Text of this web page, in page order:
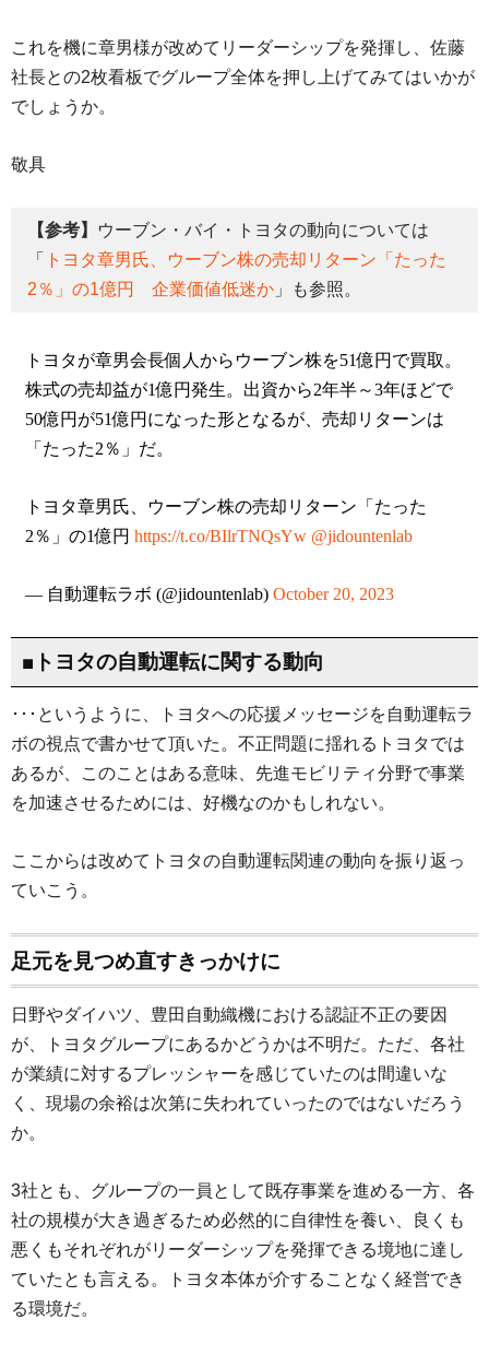
これを機に章男様が改めてリーダーシップを発揮し、佐藤
社長との2枚看板でグループ全体を押し上げてみてはいかが
でしょうか。
敬具
【参考】
ウーブン・バイ・トヨタの動向については
「
トヨタ章男氏、ウーブン株の売却リターン「たった
2％」の1億円 企業価値低迷か 」も参照。
トヨタが章男会長個人からウーブン株を51億円で買取。
株式の売却益が1億円発生。出資から2年半～3年ほどで
50億円が51億円になった形となるが、売却リターンは
「たった2％」だ。
トヨタ章男氏、ウーブン株の売却リターン「たった
2％」の1億円 https://t.co/BIlrTNQsYw @jidountenlab
— 自動運転ラボ (@jidountenlab) October 20, 2023
■トヨタの自動運転に関する動向
･･･というように、トヨタへの応援メッセージを自動運転ラ
ボの視点で書かせて頂いた。不正問題に揺れるトヨタでは
あるが、このことはある意味、先進モビリティ分野で事業
を加速させるためには、好機なのかもしれない。
ここからは改めてトヨタの自動運転関連の動向を振り返っ
ていこう。
足元を見つめ直すきっかけに
日野やダイハツ、豊田自動織機における認証不正の要因
が、トヨタグループにあるかどうかは不明だ。ただ、各社
が業績に対するプレッシャーを感じていたのは間違いな
く、現場の余裕は次第に失われていったのではないだろう
か。
3社とも、グループの一員として既存事業を進める一方、各
社の規模が大き過ぎるため必然的に自律性を養い、良くも
悪くもそれぞれがリーダーシップを発揮できる境地に達し
ていたとも言える。トヨタ本体が介することなく経営でき
る環境だ。